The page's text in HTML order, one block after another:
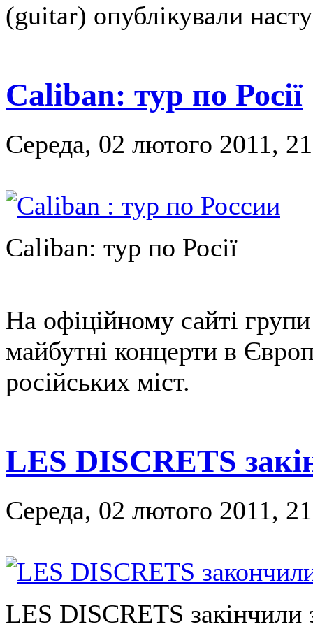
(guitar) опублікували
Caliban: тур по Росії
Середа, 02 лютого 2011,
Caliban: тур по Росії
На офіційному сайті
майбутні концерти в
російських міст.
LES DISCRETS
Середа, 02 лютого 2011,
LES DISCRETS закінчили